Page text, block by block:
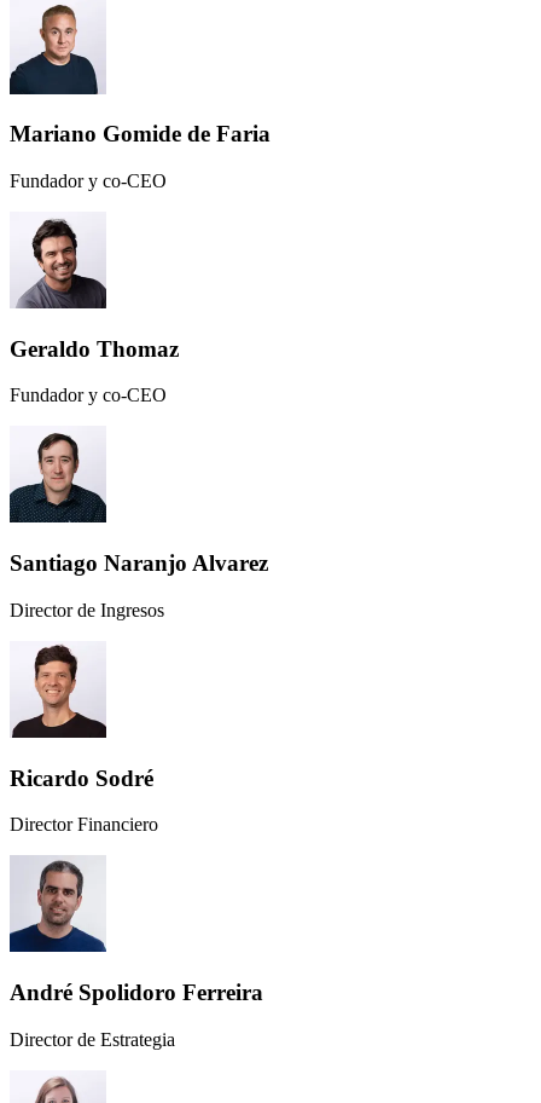
Mariano Gomide de Faria
Fundador y co-CEO
Geraldo Thomaz
Fundador y co-CEO
Santiago Naranjo Alvarez
Director de Ingresos
Ricardo Sodré
Director Financiero
André Spolidoro Ferreira
Director de Estrategia